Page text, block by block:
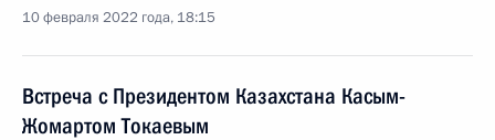
10 февраля 2022 года, 18:15
Встреча с Президентом Казахстана Касым-
Жомартом Токаевым